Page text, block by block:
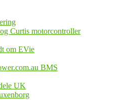
Curtis motorcontroller
om EVie
BMS
UK